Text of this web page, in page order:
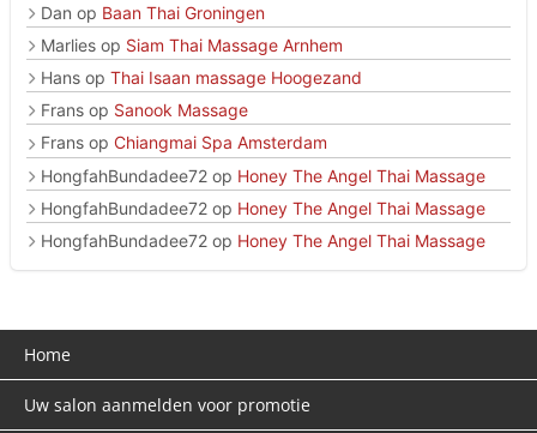
Dan op Baan Thai Groningen
Marlies op Siam Thai Massage Arnhem
Hans op Thai Isaan massage Hoogezand
Frans op Sanook Massage
Frans op Chiangmai Spa Amsterdam
HongfahBundadee72 op Honey The Angel Thai Massage
HongfahBundadee72 op Honey The Angel Thai Massage
HongfahBundadee72 op Honey The Angel Thai Massage
Home
Uw salon aanmelden voor promotie